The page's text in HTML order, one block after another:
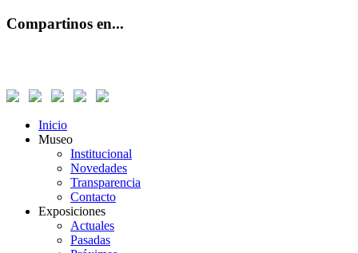
Compartinos en...
Inicio
Museo
Institucional
Novedades
Transparencia
Contacto
Exposiciones
Actuales
Pasadas